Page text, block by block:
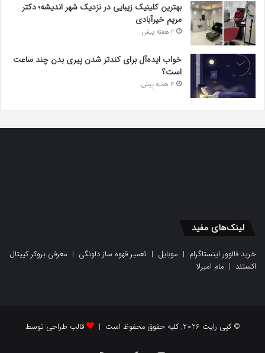
بهترین کلینیک زیبایی در نزدیک شهر اندیشه؛ دکتر
مریم خیرآبادی
3 هفته پیش
خواب ایده‌آل برای کندتر شدن پیری بدن چند ساعت
است؟
4 هفته پیش
لینک‌های مفید
خرید فالوور اینستاگرام | موبایل | تعمیر قهوه ساز دلونگی | معرفی بروکر کپیتال
اکستند | مام امبرلا
© کپی رایت 2026, کلیه حقوق محفوظ است | قالب طراحی توسط